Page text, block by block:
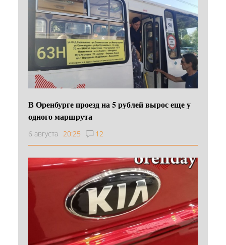
В Оренбурге проезд на 5 рублей вырос еще у
одного маршрута
6 августа 20:25 12